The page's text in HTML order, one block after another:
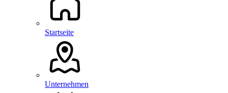
Startseite
Unternehmen